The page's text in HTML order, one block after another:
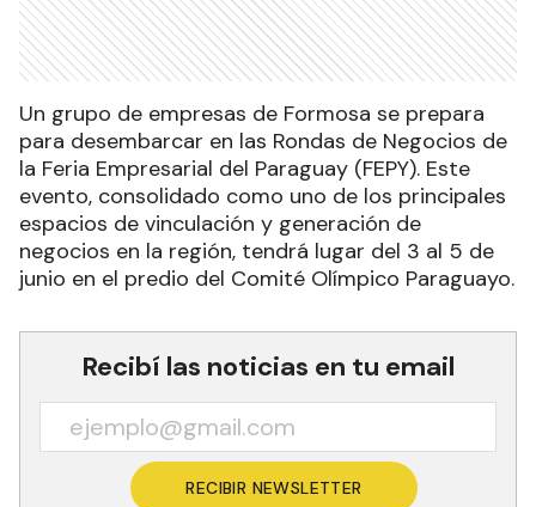
Un grupo de empresas de Formosa se prepara
para desembarcar en las Rondas de Negocios de
la Feria Empresarial del Paraguay (FEPY). Este
evento, consolidado como uno de los principales
espacios de vinculación y generación de
negocios en la región, tendrá lugar del 3 al 5 de
junio en el predio del Comité Olímpico Paraguayo.
Recibí las noticias en tu email
RECIBIR NEWSLETTER